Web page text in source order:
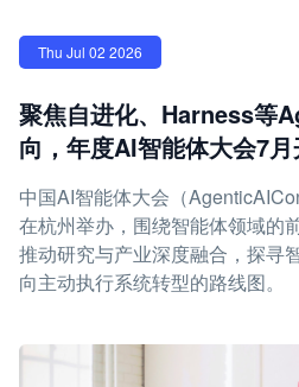
Thu Jul 02 2026
聚焦自进化、Harness等
向，年度AI智能体大会7
中国AI智能体大会（
在杭州举办，围绕智能体领域的
推动研究与产业深度融合，探寻
向主动执行系统转型的路线图。